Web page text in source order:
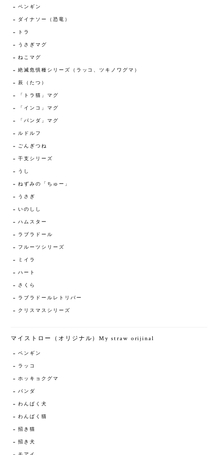
ペンギン
ダイナソー（恐竜）
トラ
うさぎマグ
ねこマグ
絶滅危惧種シリーズ（ラッコ、ツキノワグマ）
辰（たつ）
「トラ猫」マグ
「インコ」マグ
「パンダ」マグ
ルドルフ
ごんぎつね
干支シリーズ
うし
ねずみの「ちゅー」
うさぎ
いのしし
ハムスター
ラブラドール
フルーツシリーズ
ミイラ
ハート
さくら
ラブラドールレトリバー
クリスマスシリーズ
マイストロー（オリジナル）My straw orijinal
ペンギン
ラッコ
ホッキョクグマ
パンダ
わんぱく犬
わんぱく猫
招き猫
招き犬